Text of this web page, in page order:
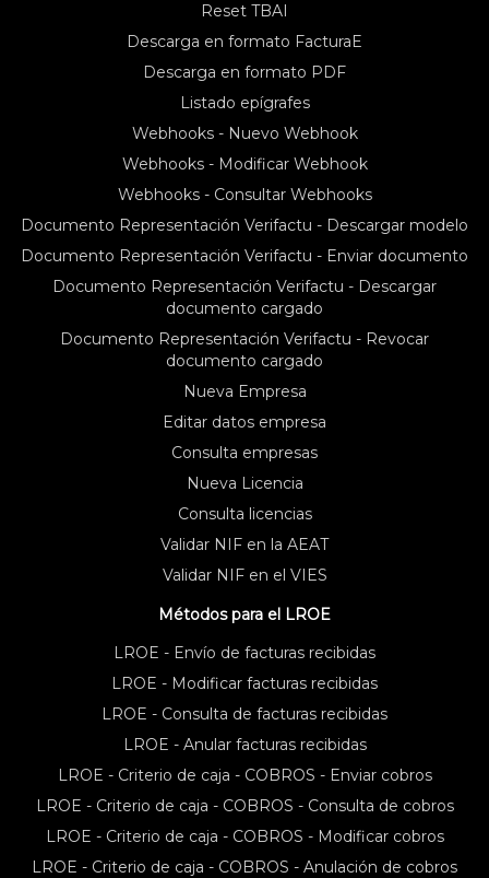
Reset TBAI
Descarga en formato FacturaE
Descarga en formato PDF
Listado epígrafes
Webhooks - Nuevo Webhook
Webhooks - Modificar Webhook
Webhooks - Consultar Webhooks
Documento Representación Verifactu - Descargar modelo
Documento Representación Verifactu - Enviar documento
Documento Representación Verifactu - Descargar
documento cargado
Documento Representación Verifactu - Revocar
documento cargado
Nueva Empresa
Editar datos empresa
Consulta empresas
Nueva Licencia
Consulta licencias
Validar NIF en la AEAT
Validar NIF en el VIES
Métodos para el LROE
LROE - Envío de facturas recibidas
LROE - Modificar facturas recibidas
LROE - Consulta de facturas recibidas
LROE - Anular facturas recibidas
LROE - Criterio de caja - COBROS - Enviar cobros
LROE - Criterio de caja - COBROS - Consulta de cobros
LROE - Criterio de caja - COBROS - Modificar cobros
LROE - Criterio de caja - COBROS - Anulación de cobros